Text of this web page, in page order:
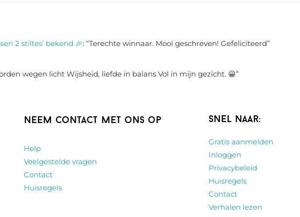
2 stiltes’ bekend 🎉: “Terechte winnaar. Mooi geschreven! Gefeliciteerd”
wegen licht Wijsheid, liefde in balans Vol in mijn gezicht. 😀”
Neem contact met ons op
Help
Veelgestelde vragen
Contact
Huisregels
Snel naar:
Gratis aanmelden
Inloggen
Privacybeleid
Huisregels
Contact
Verhalen lezen